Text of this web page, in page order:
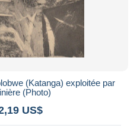
(Katanga) exploitée par
(Photo)
US$